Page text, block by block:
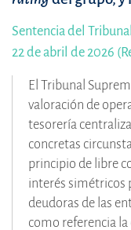
Sentencia del
22 de abril de 2026
El Tribunal
valoración de
tesorería
concretas
principio de libre
interés simétricos
deudoras de las
como referencia